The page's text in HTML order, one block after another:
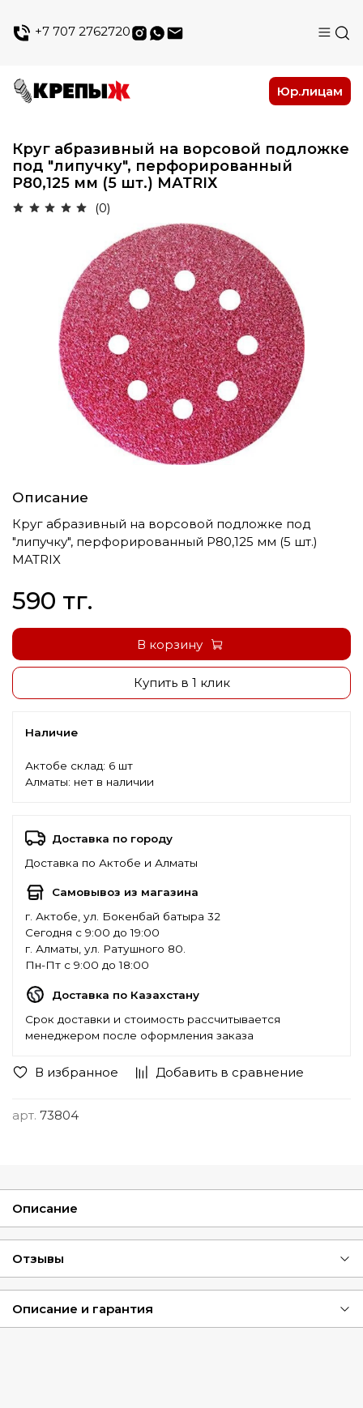
+7 707 2762720
Юр.лицам
Круг абразивный на ворсовой подложке
под "липучку", перфорированный
Р80,125 мм (5 шт.) МАТRIХ
(0)
В избранное Добавить в сравнение
арт. 73804
Описание
Круг абразивный на ворсовой подложке под
"липучку", перфорированный Р80,125 мм (5 шт.)
MATRIX
590 тг.
В корзину
Купить в 1 клик
Наличие
Актобе склад: 6 шт
Алматы: нет в наличии
Доставка по городу
Доставка по Актобе и Алматы
Самовывоз из магазина
г. Актобе, ул. Бокенбай батыра 32
Сегодня с 9:00 до 19:00
г. Алматы, ул. Ратушного 80.
Пн-Пт с 9:00 до 18:00
Доставка по Казахстану
Срок доставки и стоимость рассчитывается
менеджером после оформления заказа
Описание
Отзывы
Описание и гарантия